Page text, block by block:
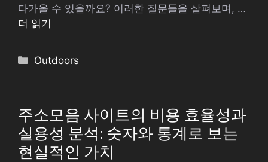
다가올 수 있을까요? 이러한 질문들을 살펴보며, …
더 읽기
카
Outdoors
주소모음 사이트의 비용 효율성과
실용성 분석: 숫자와 통계로 보는
현실적인 가치